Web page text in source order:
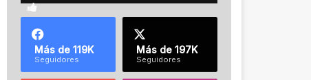
Más de 119K
Seguidores
Más de 197K
Seguidores